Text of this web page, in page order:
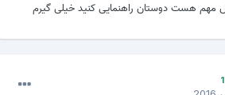
مهم هست دوستان راهنمایی کنید خیلی گیرم